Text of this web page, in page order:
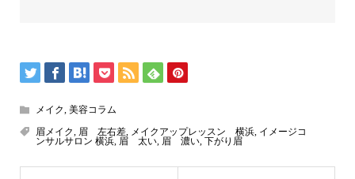
メイク 美容コラム
眉メイク
眉 左右差, メイクアップレッスン 横浜, イメージコ
ンサルサロン 横浜, 眉 太い, 眉 濃い, 下がり眉